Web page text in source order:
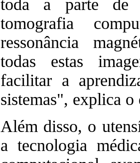
toda a parte de
tomografia
ressonância
todas estas
facilitar a
sistemas", explica
Além disso, o
a tecnologia